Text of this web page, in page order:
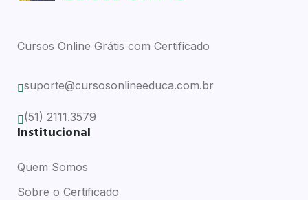
Cursos Online Grátis com Certificado
suporte@cursosonlineeduca.com.br
(51) 2111.3579
Institucional
Quem Somos
Sobre o Certificado